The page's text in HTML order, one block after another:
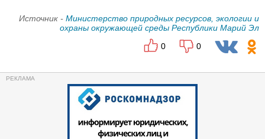
Источник - Министерство природных ресурсов, экологии и
охраны окружающей среды Республики Марий Эл
0
0